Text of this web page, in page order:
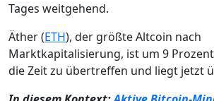
Tages weitgehend.
Äther (ETH), der größte Altcoin nach
Marktkapitalisierung, ist um 9
die Zeit zu übertreffen und liegt jetzt